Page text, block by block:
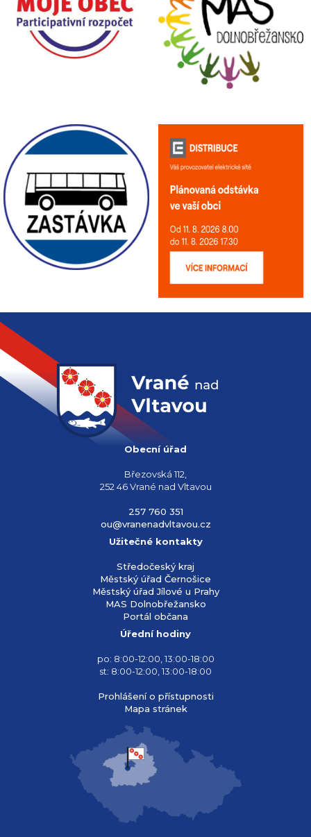
Obecní úřad
Březovská 112,
252 46 Vrané nad Vltavou
257 760 351
ou@vranenadvltavou.cz
Užitečné kontakty
Středočeský kraj
Městský úřad Černošice
Městský úřad Jílové u Prahy
MAS Dolnobřežansko
Portál občana
Úřední hodiny
po: 8:00-12:00, 13:00-18:00
st: 8:00-12:00, 13:00-18:00
Prohlášení o přístupnosti
Mapa stránek